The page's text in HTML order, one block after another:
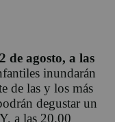
de agosto, a las
inundarán
de las y los más
degustar un
a las 20.00